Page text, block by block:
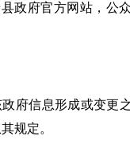
政府官方网站，公
府信息形成或变更
规定。